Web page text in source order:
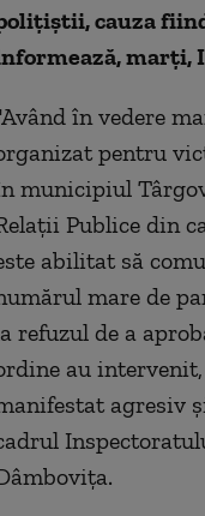
cauza
marţi,
în vedere
pentru
municipiul
Publice din
abilitat să
mare de
refuzul de a
au
agresiv